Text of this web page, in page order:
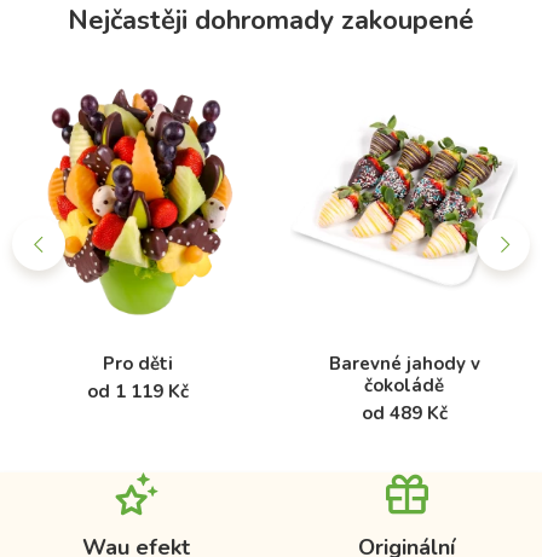
Nejčastěji dohromady zakoupené
Pro děti
od 1 119 Kč
Barevné jahody v
čokoládě
od 489 Kč
Wau efekt Originální